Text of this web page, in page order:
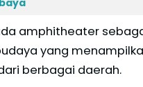
amphitheater
yang
berbagai daerah.